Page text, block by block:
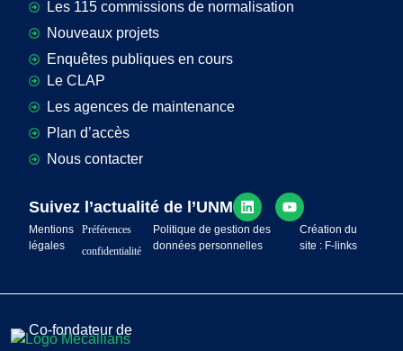
Les 115 commissions de normalisation
Nouveaux projets
Enquêtes publiques en cours
Le CLAP
Les agences de maintenance
Plan d’accès
Nous contacter
Suivez l’actualité de l’UNM
Mentions
légales
Préférences
confidentialité
Politique de gestion des
données personnelles
Création du
site : F-links
Co-fondateur de